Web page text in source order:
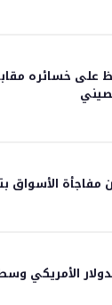
على خسائره
الأسواق
الأمريكي